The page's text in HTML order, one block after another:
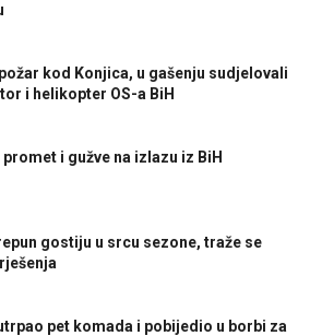
kod Konjica, u gašenju sudjelovali
i helikopter OS-a BiH
promet i gužve na izlazu iz BiH
gostiju u srcu sezone, traže se
pet komada i pobijedio u borbi za